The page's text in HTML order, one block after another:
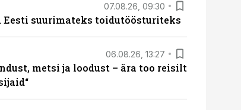
07.08.26, 09:30
Eesti suurimateks toidutöösturiteks
06.08.26, 13:27
metsi ja loodust – ära too reisilt